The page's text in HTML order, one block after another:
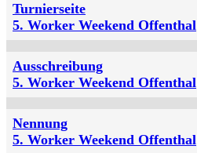
Turnierseite
5. Worker Weekend Offenthal
Ausschreibung
5. Worker Weekend Offenthal
Nennung
5. Worker Weekend Offenthal